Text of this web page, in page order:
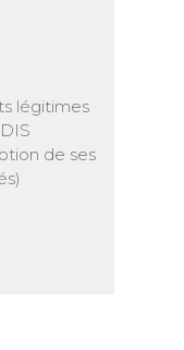
légitimes
de ses